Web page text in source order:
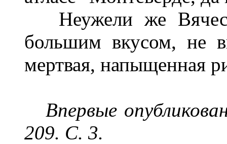
Неужели же
большим вкусом, не
мертвая, напыщенная
Впервые
209. С. 3.